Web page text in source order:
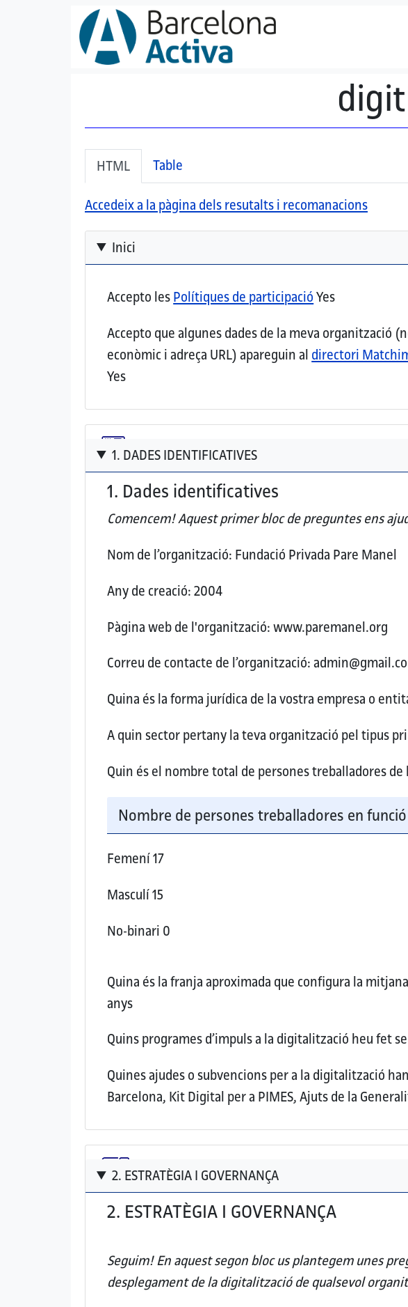
Vés al contingut
Secondary tabs
HTML(pestanya activa)
Table
Accedeix a la pàgina dels resutalts i recomanacions
Inici
Accepto lesPolítiques de participacióYes
Accepto que algunes dades de la meva organització
econòmic i adreça URL) apareguin al directori
Yes
1. DADES IDENTIFICATIVES
1. Dades identificatives
Comencem! Aquestprimer bloc de preguntes ens
Nom de l’organització: Fundació Privada Pare Manel
Any de creació:2004
Pàgina web de l'organització:www.paremanel.org
Correu de contacte de l’organització:
Quina és la forma jurídica de la vostra empresa o
A quin sector pertany la teva organització pel tipus
Quin és el nombre total de persones treballadores
Nombre de persones treballadores en
Femení17
Masculí15
No-binari 0
Quina és la franja aproximada que configura la
anys
Quins programes d’impuls a la digitalització heu fet
Quines ajudes o subvencions per a la digitalització
Barcelona, Kit Digital per a PIMES, Ajuts de la
2. ESTRATÈGIA I GOVERNANÇA
2. ESTRATÈGIA I GOVERNANÇA
Seguim! En aquest segon bloc us plantegem unes
desplegament de la digitalització de qualsevol